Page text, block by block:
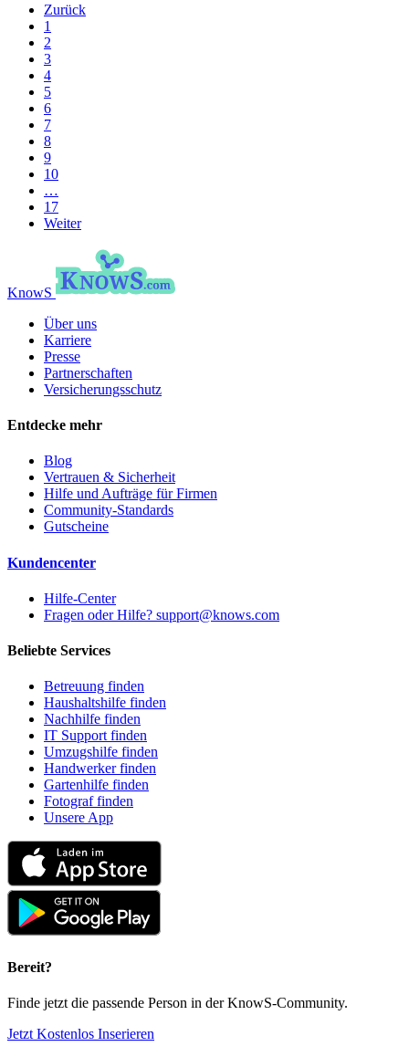
Zurück
1
2
3
4
5
6
7
8
9
10
…
17
Weiter
KnowS
Über uns
Karriere
Presse
Partnerschaften
Versicherungsschutz
Entdecke mehr
Blog
Vertrauen & Sicherheit
Hilfe und Aufträge für Firmen
Community-Standards
Gutscheine
Kundencenter
Hilfe-Center
Fragen oder Hilfe? support@knows.com
Beliebte Services
Betreuung finden
Haushaltshilfe finden
Nachhilfe finden
IT Support finden
Umzugshilfe finden
Handwerker finden
Gartenhilfe finden
Fotograf finden
Unsere App
Bereit?
Finde jetzt die passende Person in der KnowS-Community.
Jetzt Kostenlos Inserieren